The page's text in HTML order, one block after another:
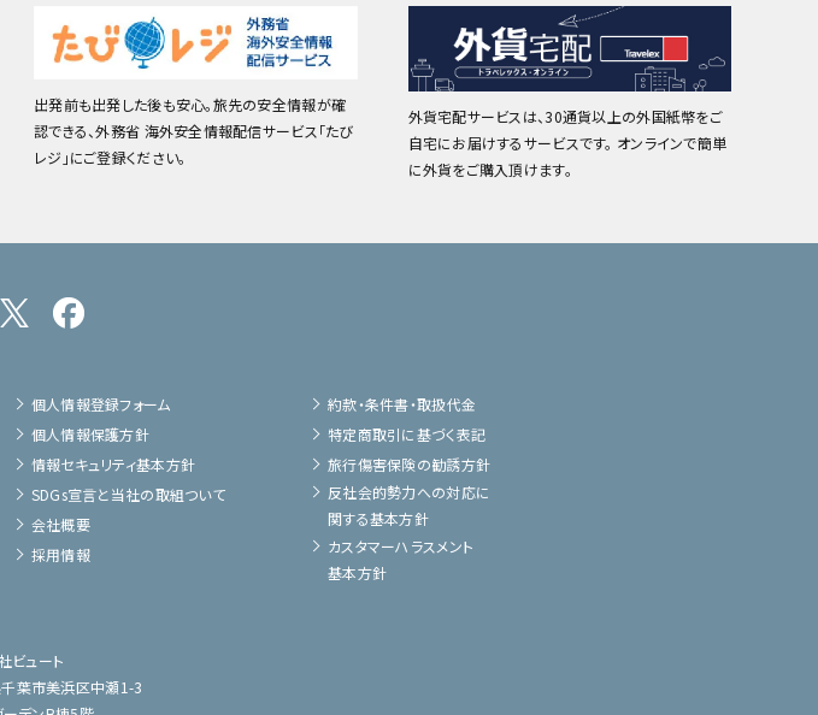
出発前も出発した後も安心。旅先の安全情報が確
認できる、外務省 海外安全情報配信サービス「たび
レジ」にご登録ください。
外貨宅配サービスは、30通貨以上の外国紙幣をご
自宅にお届けするサービスです。 オンラインで簡単
に外貨をご購入頂けます。
個人情報登録フォーム
個人情報保護方針
情報セキュリティ基本方針
SDGs宣言と当社の取組ついて
会社概要
採用情報
約款・条件書・取扱代金
特定商取引に基づく表記
旅行傷害保険の勧誘方針
反社会的勢力への対応に
関する基本方針
カスタマーハラスメント
基本方針
ビュート
葉市美浜区中瀬1-3